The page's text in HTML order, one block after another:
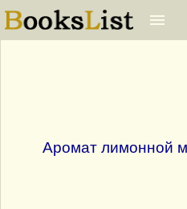
Аромат лимонной